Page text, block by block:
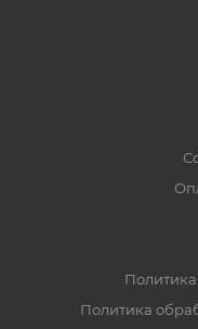
Политика